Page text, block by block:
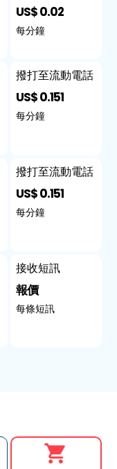
US$ 0.02
每分鐘
撥打至流動電話
US$ 0.151
每分鐘
撥打至流動電話
US$ 0.151
每分鐘
接收短訊
報價
每條短訊